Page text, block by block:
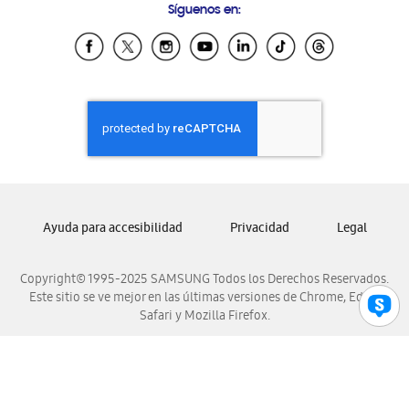
Samsung Ecuador
Samsung El Salvador
Samsung Honduras
Samsung Nicaragua
Samsung Panamá
Samsung Venezuela
Síguenos en:
Copyright© 1995-2025 SAMSUNG Todos los Derechos Reservados.
Este sitio se ve mejor en las últimas versiones de Chrome, Edge,
Safari y Mozilla Firefox.
Ayuda para accesibilidad Privacidad Legal